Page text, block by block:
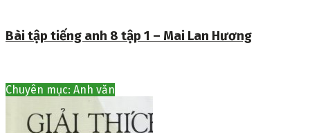
Bài tập tiếng anh 8 tập 1 – Mai Lan Hương
Chuyên mục: Anh văn